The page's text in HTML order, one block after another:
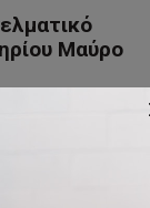
Μαύρο